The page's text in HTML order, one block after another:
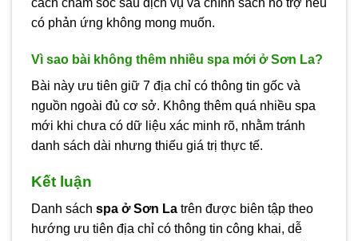
cách chăm sóc sau dịch vụ và chính sách hỗ trợ nếu
có phản ứng không mong muốn.
Vì sao bài không thêm nhiều spa mới ở Sơn La?
Bài này ưu tiên giữ 7 địa chỉ có thông tin gốc và
nguồn ngoài đủ cơ sở. Không thêm quá nhiều spa
mới khi chưa có dữ liệu xác minh rõ, nhằm tránh
danh sách dài nhưng thiếu giá trị thực tế.
Kết luận
Danh sách spa ở Sơn La trên được biên tập theo
hướng ưu tiên địa chỉ có thông tin công khai, dễ